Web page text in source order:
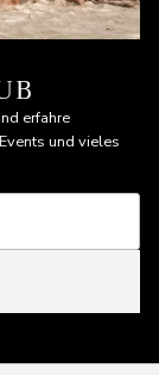
erfahre
und vieles